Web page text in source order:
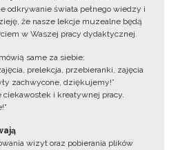
odkrywanie świata pełnego wiedzy i
że nasze lekcje muzealne będą
w Waszej pracy dydaktycznej.
same za siebie:
prelekcja, przebieranki, zajęcia
zachwycone, dziękujemy!”
ciekawostek i kreatywnej pracy.
wizyt oraz pobierania plików